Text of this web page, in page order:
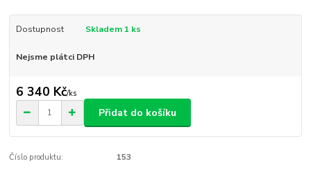
Dostupnost Skladem 1 ks
Nejsme plátci DPH
6 340 Kč/ks
Přidat do košíku
Číslo produktu: 153